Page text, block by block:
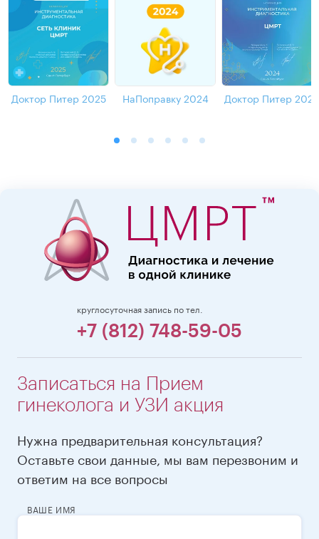
Доктор Питер 2025 НаПоправку 2024 Доктор Питер
круглосуточная запись по тел.
+7 (812) 748-59-05
Записаться на Прием
гинеколога и УЗИ акция
Нужна предварительная консультация?
Оставьте свои данные, мы вам перезвоним и
ответим на все вопросы
ВАШЕ ИМЯ